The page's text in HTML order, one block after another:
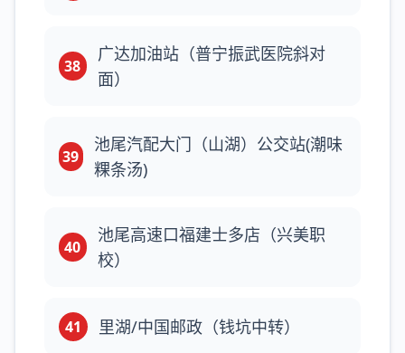
38
广达加油站（普宁振武医院斜对
面）
39
池尾汽配大门（山湖）公交站(潮味
粿条汤)
40
池尾高速口福建士多店（兴美职
校）
41 里湖/中国邮政（钱坑中转）